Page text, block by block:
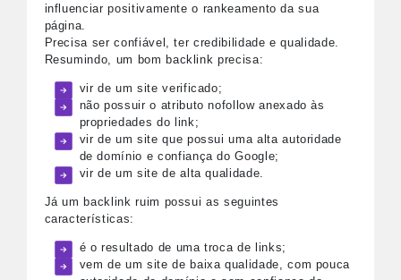
influenciar positivamente o rankeamento da sua
página.
Precisa ser confiável, ter credibilidade e qualidade.
Resumindo, um bom backlink precisa:
vir de um site verificado;
não possuir o atributo nofollow anexado às
propriedades do link;
vir de um site que possui uma alta autoridade
de domínio e confiança do Google;
vir de um site de alta qualidade.
Já um backlink ruim possui as seguintes
características:
é o resultado de uma troca de links;
vem de um site de baixa qualidade, com pouca